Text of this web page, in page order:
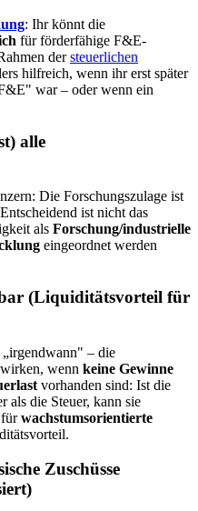
: Ihr könnt die
für förderfähige F&E-
dersteuerlichen
hilfreich, wenn ihr erst später
war – oder wenn ein
alle
Die Forschungszulage ist
ist nicht das
als Forschung/industrielle
eingeordnet werden
(Liquiditätsvorteil für
– die
wenn keine Gewinne
vorhanden sind: Ist die
als die Steuer, kann sie
fürwachstumsorientierte
Zuschüsse